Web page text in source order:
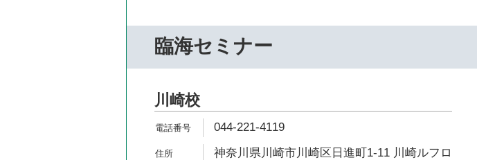
臨海セミナー
川崎校
044-221-4119
神奈川県川崎市川崎区日進町1-11 川崎ルフロ